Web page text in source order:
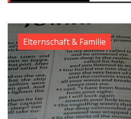
Elternschaft & Familie